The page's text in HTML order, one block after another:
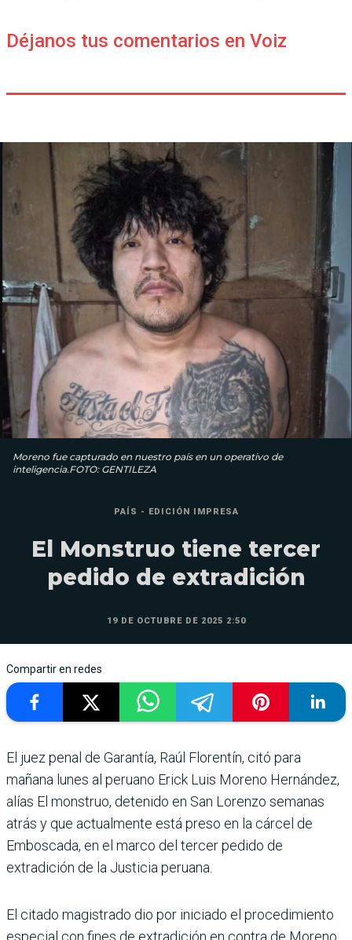
Déjanos tus comentarios en Voiz
Moreno fue capturado en nuestro país en un operativo de
inteligencia.FOTO: GENTILEZA
PAÍS - EDICIÓN IMPRESA
El Monstruo tiene tercer
pedido de extradición
19 DE OCTUBRE DE 2025 2:50
Compartir en redes
El juez penal de Garan­tía, Raúl Florentín, citó para
mañana lunes al peruano Erick Luis Moreno Hernández,
alías El monstruo, detenido en San Lorenzo semanas
atrás y que actualmente está preso en la cárcel de
Emboscada, en el marco del tercer pedido de
extradición de la Justicia peruana.
El citado magistrado dio por iniciado el procedimiento
especial con fines de extra­dición en contra de Moreno